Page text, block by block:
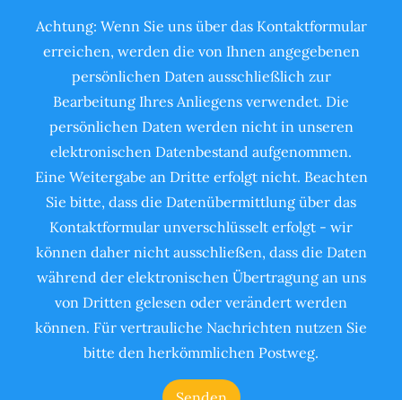
Achtung: Wenn Sie uns über das Kontaktformular
erreichen, werden die von Ihnen angegebenen
persönlichen Daten ausschließlich zur
Bearbeitung Ihres Anliegens verwendet. Die
persönlichen Daten werden nicht in unseren
elektronischen Datenbestand aufgenommen.
Eine Weitergabe an Dritte erfolgt nicht. Beachten
Sie bitte, dass die Datenübermittlung über das
Kontaktformular unverschlüsselt erfolgt - wir
können daher nicht ausschließen, dass die Daten
während der elektronischen Übertragung an uns
von Dritten gelesen oder verändert werden
können. Für vertrauliche Nachrichten nutzen Sie
bitte den herkömmlichen Postweg.